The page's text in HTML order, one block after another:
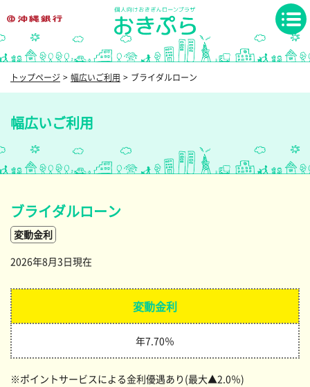
トップページ 幅広いご利用 ブライダルローン
幅広いご利用
ブライダルローン
変動金利
2026年8月3日現在
変動金利
年7.70％
※ポイントサービスによる金利優遇あり(最大▲2.0％)